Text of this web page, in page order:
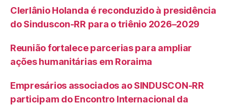
Clerlânio Holanda é reconduzido à presidência
do Sinduscon-RR para o triênio 2026–2029
Reunião fortalece parcerias para ampliar
ações humanitárias em Roraima
Empresários associados ao SINDUSCON-RR
participam do Encontro Internacional da